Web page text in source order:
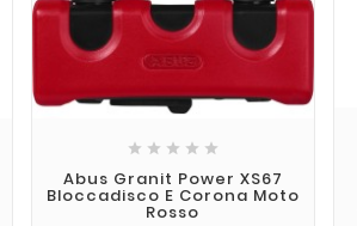
    
Abus Granit Power XS67
Bloccadisco E Corona Moto
Rosso